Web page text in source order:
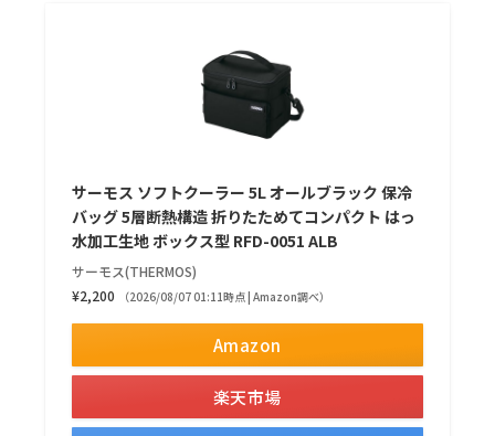
サーモス ソフトクーラー 5L オールブラック 保冷
バッグ 5層断熱構造 折りたためてコンパクト はっ
水加工生地 ボックス型 RFD-0051 ALB
サーモス(THERMOS)
¥2,200
（2026/08/07 01:11時点 | Amazon調べ）
Amazon
楽天市場